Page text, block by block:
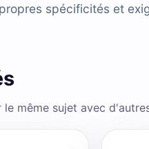
spécificités et
le même sujet avec